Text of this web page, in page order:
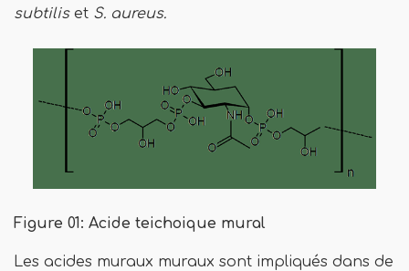
subtiliset S. aureus.
Figure 01: Acide teichoique mural
Les acides muraux muraux sont impliqués dans de